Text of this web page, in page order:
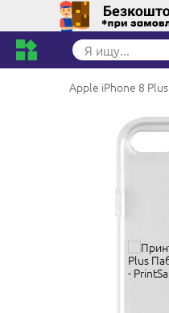
Apple iPhone 8 Plus